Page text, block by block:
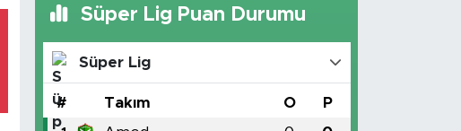
Süper Lig Puan Durumu
Süper Lig
# Takım O P